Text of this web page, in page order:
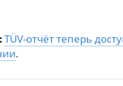
TÜV-отчёт теперь
.